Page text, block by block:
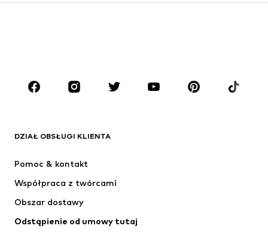
Akcesoria
Premium
Nowości
Kurtki
Bielizna
Płaszcze
Spódnice
DZIAŁ OBSŁUGI KLIENTA
Pomoc & kontakt
Współpraca z twórcami
Obszar dostawy
Odstąpienie od umowy tutaj